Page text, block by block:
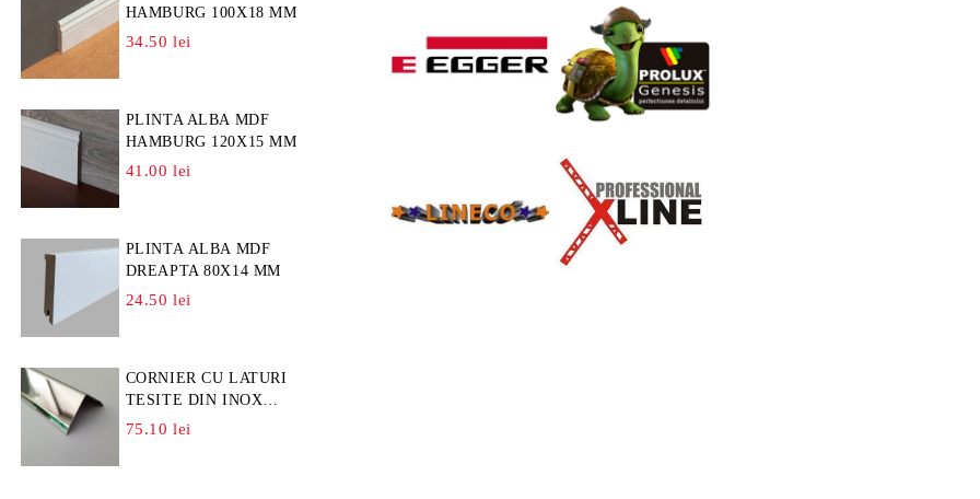
HAMBURG 100X18 MM
34.50 lei
PLINTA ALBA MDF
HAMBURG 120X15 MM
41.00 lei
PLINTA ALBA MDF
DREAPTA 80X14 MM
24.50 lei
CORNIER CU LATURI
TESITE DIN INOX
L=A=25MM
75.10 lei